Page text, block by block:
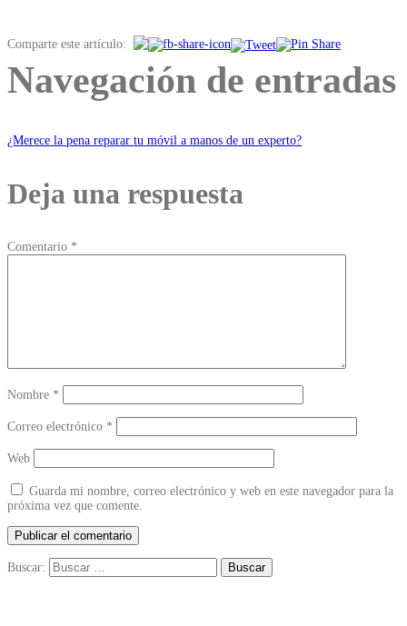
Comparte este artículo:
Navegación de entradas
¿Merece la pena reparar tu móvil a manos de un experto?
Deja una respuesta
Comentario *
Nombre *
Correo electrónico *
Web
Guarda mi nombre, correo electrónico y web en este navegador para la
próxima vez que comente.
Buscar: